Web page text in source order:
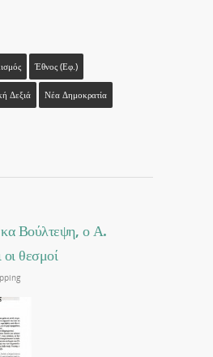
Έθνος (εφ.)
Δεξιά Νέα Δημοκρατία
Βούλτεψη, ο Α.
θεσμοί